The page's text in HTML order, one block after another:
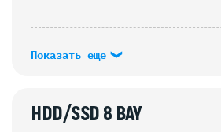
Показать еще
HDD/SSD 8 BAY